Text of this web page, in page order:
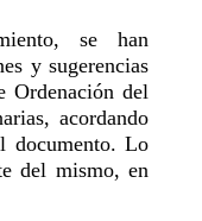
se han
y sugerencias
Ordenación del
acordando
documento. Lo
del mismo, en